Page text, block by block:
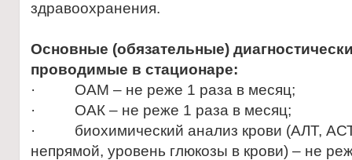
здравоохранения.
Основные (обязательные)
проводимые в стационаре:
· ОАМ – не реже 1 раза в месяц;
· ОАК – не реже 1 раза в месяц;
· биохимический анализ крови (АЛТ,
непрямой, уровень глюкозы в крови) – не